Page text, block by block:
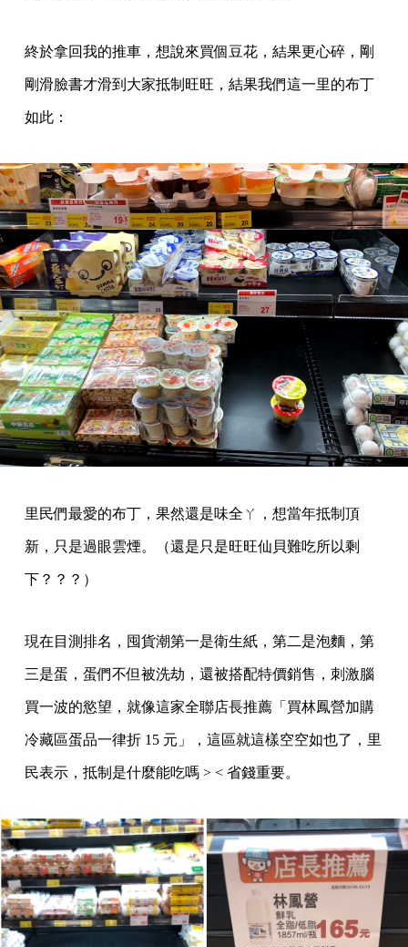
終於拿回我的推車，想說來買個豆花，結果更心碎，剛
剛滑臉書才滑到大家抵制旺旺，結果我們這一里的布丁
如此：
里民們最愛的布丁，果然還是味全ㄚ，想當年抵制頂
新，只是過眼雲煙。（還是只是旺旺仙貝難吃所以剩
下？？？）
現在目測排名，囤貨潮第一是衛生紙，第二是泡麵，第
三是蛋，蛋們不但被洗劫，還被搭配特價銷售，刺激腦
買一波的慾望，就像這家全聯店長推薦「買林鳳營加購
冷藏區蛋品一律折 15 元」，這區就這樣空空如也了，里
民表示，抵制是什麼能吃嗎 > < 省錢重要。